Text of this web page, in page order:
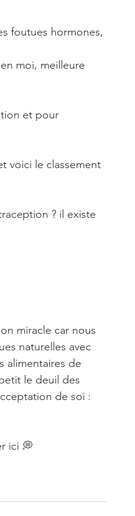
foutues hormones,
moi, meilleure
et pour
voici le classement
? il existe
miracle car nous
naturelles avec
alimentaires de
le deuil des
de soi :
ici 💭